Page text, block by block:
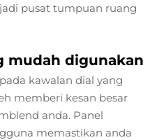
pusat tumpuan ruang
mudah digunakan
kawalan dial yang
memberi kesan besar
anda. Panel
memastikan anda